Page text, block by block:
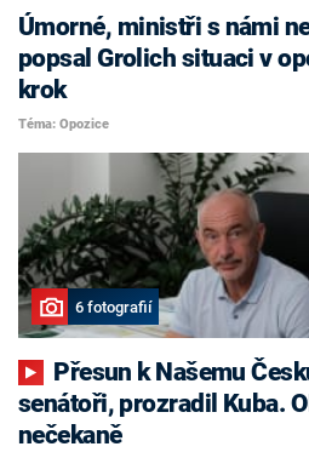
Úmorné, ministři s námi
popsal Grolich situaci v
krok
Téma: Opozice
6 fotografií
senátoři, prozradil Kuba.
nečekaně